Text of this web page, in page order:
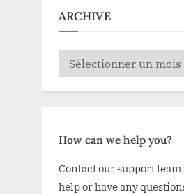
ARCHIVE
ARCHIVE
How can we help you?
Contact our support team
help or have any